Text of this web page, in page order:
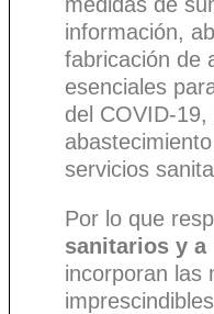
información,
fabricación de
esenciales
del COVID-
servicios
Por lo que
sanitarios y
incorporan las